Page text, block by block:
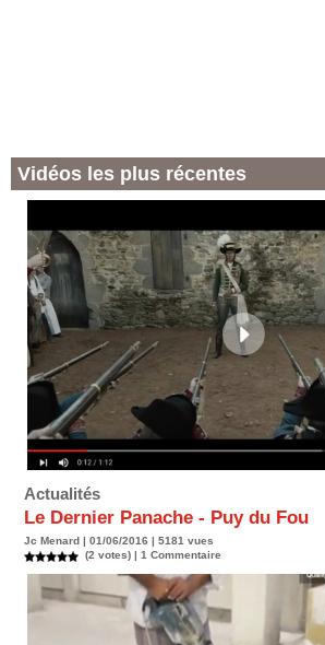
Vidéos les plus récentes
Actualités
Le Dernier Panache - Puy du Fou
Jc Menard | 01/06/2016 | 5181 vues
(2 votes) | 1 Commentaire